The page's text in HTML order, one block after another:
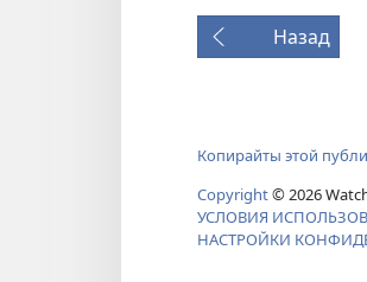
Назад
Копирайты этой
Copyright© 2026
УСЛОВИЯ
НАСТРОЙКИ